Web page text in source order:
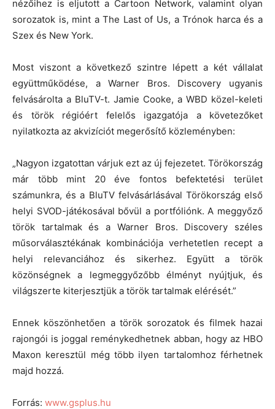
nézőihez is eljutott a Cartoon Network, valamint olyan
sorozatok is, mint a The Last of Us, a Trónok harca és a
Szex és New York.
Most viszont a következő szintre lépett a két vállalat
együttműködése, a Warner Bros. Discovery ugyanis
felvásárolta a BluTV-t. Jamie Cooke, a WBD közel-keleti
és török régióért felelős igazgatója a követezőket
nyilatkozta az akvizíciót megerősítő közleményben:
„Nagyon izgatottan várjuk ezt az új fejezetet. Törökország
már több mint 20 éve fontos befektetési terület
számunkra, és a BluTV felvásárlásával Törökország első
helyi SVOD-játékosával bővül a portfóliónk. A meggyőző
török tartalmak és a Warner Bros. Discovery széles
műsorválasztékának kombinációja verhetetlen recept a
helyi relevanciához és sikerhez. Együtt a török
közönségnek a legmeggyőzőbb élményt nyújtjuk, és
világszerte kiterjesztjük a török tartalmak elérését.”
Ennek köszönhetően a török sorozatok és filmek hazai
rajongói is joggal reménykedhetnek abban, hogy az HBO
Maxon keresztül még több ilyen tartalomhoz férhetnek
majd hozzá.
Forrás: www.gsplus.hu